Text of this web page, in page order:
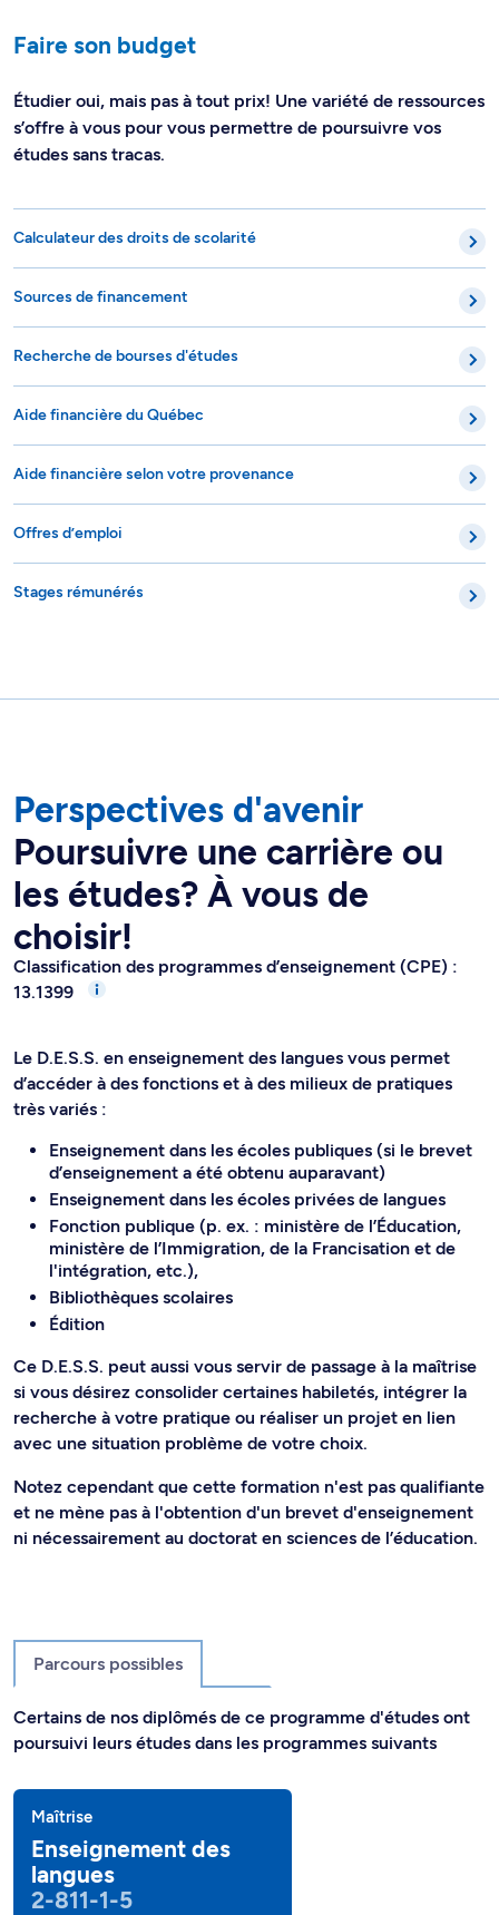
Faire son budget
Étudier oui, mais pas à tout prix! Une variété de ressources
s’offre à vous pour vous permettre de poursuivre vos
études sans tracas.
Calculateur des droits de scolarité
Sources de financement
Recherche de bourses d'études
Aide financière du Québec
Aide financière selon votre provenance
Offres d’emploi
Stages rémunérés
Perspectives d'avenir
Poursuivre une carrière ou
les études? À vous de
choisir!
Classification des programmes d’enseignement (CPE) :
13.1399
Le D.E.S.S. en enseignement des langues vous permet
d’accéder à des fonctions et à des milieux de pratiques
très variés :
Enseignement dans les écoles publiques (si le brevet
d’enseignement a été obtenu auparavant)
Enseignement dans les écoles privées de langues
Fonction publique (p. ex. : ministère de l’Éducation,
ministère de l’Immigration, de la Francisation et de
l'intégration, etc.),
Bibliothèques scolaires
Édition
Ce D.E.S.S. peut aussi vous servir de passage à la maîtrise
si vous désirez consolider certaines habiletés, intégrer la
recherche à votre pratique ou réaliser un projet en lien
avec une situation problème de votre choix.
Notez cependant que cette formation n'est pas qualifiante
et ne mène pas à l'obtention d'un brevet d'enseignement
ni nécessairement au doctorat en sciences de l’éducation.
Parcours possibles
Certains de nos diplômés de ce programme d'études ont
poursuivi leurs études dans les programmes suivants
Maîtrise
Enseignement des
langues
2-811-1-5